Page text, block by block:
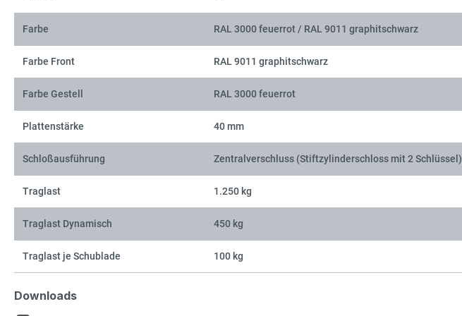
Farbe RAL 3000 feuerrot / RAL 9011 graphitschwarz
Farbe Front RAL 9011 graphitschwarz
Farbe Gestell RAL 3000 feuerrot
Plattenstärke 40 mm
Schloßausführung Zentralverschluss (Stiftzylinderschloss mit 2 Schlüssel)
Traglast 1.250 kg
Traglast Dynamisch 450 kg
Traglast je Schublade 100 kg
Downloads